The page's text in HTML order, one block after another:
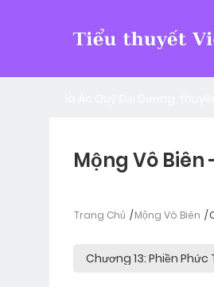
Cùng anh
Nhã Thụy là con gái của
Mộng Vô Biên
Trang Chủ Mộng Vô Biên